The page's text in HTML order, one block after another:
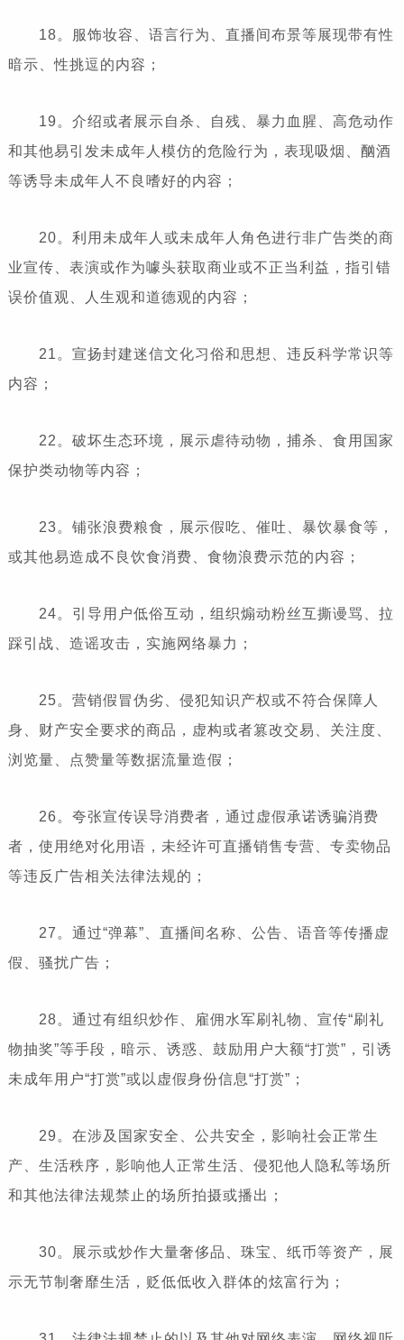
18。服饰妆容、语言行为、直播间布景等展现带有性
暗示、性挑逗的内容；
19。介绍或者展示自杀、自残、暴力血腥、高危动作
和其他易引发未成年人模仿的危险行为，表现吸烟、酗酒
等诱导未成年人不良嗜好的内容；
20。利用未成年人或未成年人角色进行非广告类的商
业宣传、表演或作为噱头获取商业或不正当利益，指引错
误价值观、人生观和道德观的内容；
21。宣扬封建迷信文化习俗和思想、违反科学常识等
内容；
22。破坏生态环境，展示虐待动物，捕杀、食用国家
保护类动物等内容；
23。铺张浪费粮食，展示假吃、催吐、暴饮暴食等，
或其他易造成不良饮食消费、食物浪费示范的内容；
24。引导用户低俗互动，组织煽动粉丝互撕谩骂、拉
踩引战、造谣攻击，实施网络暴力；
25。营销假冒伪劣、侵犯知识产权或不符合保障人
身、财产安全要求的商品，虚构或者篡改交易、关注度、
浏览量、点赞量等数据流量造假；
26。夸张宣传误导消费者，通过虚假承诺诱骗消费
者，使用绝对化用语，未经许可直播销售专营、专卖物品
等违反广告相关法律法规的；
27。通过“弹幕”、直播间名称、公告、语音等传播虚
假、骚扰广告；
28。通过有组织炒作、雇佣水军刷礼物、宣传“刷礼
物抽奖”等手段，暗示、诱惑、鼓励用户大额“打赏”，引诱
未成年用户“打赏”或以虚假身份信息“打赏”；
29。在涉及国家安全、公共安全，影响社会正常生
产、生活秩序，影响他人正常生活、侵犯他人隐私等场所
和其他法律法规禁止的场所拍摄或播出；
30。展示或炒作大量奢侈品、珠宝、纸币等资产，展
示无节制奢靡生活，贬低低收入群体的炫富行为；